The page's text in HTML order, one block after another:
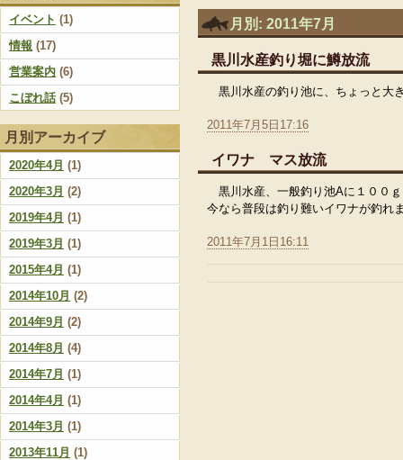
イベント (1)
情報 (17)
営業案内 (6)
こぼれ話 (5)
月別アーカイブ
2020年4月 (1)
2020年3月 (2)
2019年4月 (1)
2019年3月 (1)
2015年4月 (1)
2014年10月 (2)
2014年9月 (2)
2014年8月 (4)
2014年7月 (1)
2014年4月 (1)
2014年3月 (1)
2013年11月 (1)
月別: 2011年7月
黒川水産釣り堀に鱒放流
黒川水産の釣り池に、ちょっと
2011年7月5日17:16
イワナ マス放流
黒川水産、一般釣り池Aに１００
今なら普段は釣り難いイワナが釣れ
2011年7月1日16:11